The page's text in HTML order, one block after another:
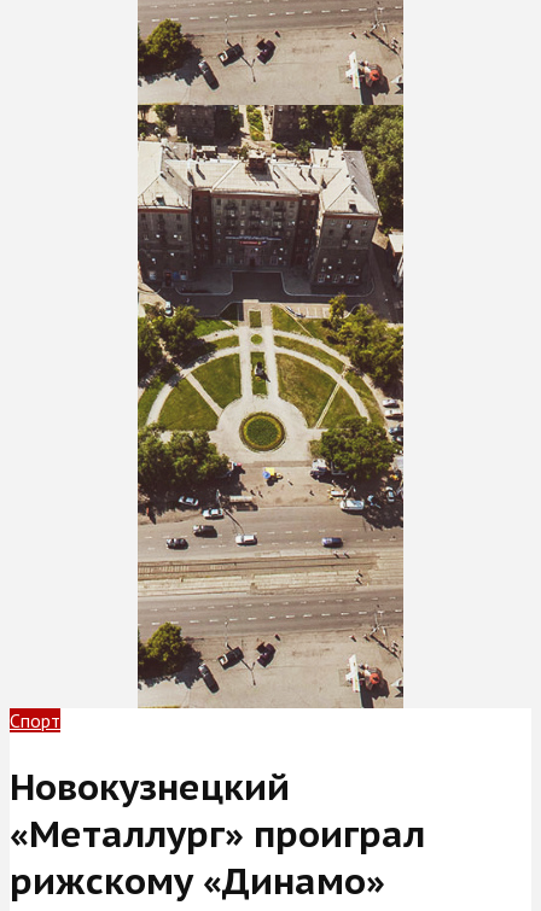
Спорт
Новокузнецкий
«Металлург» проиграл
рижскому «Динамо»